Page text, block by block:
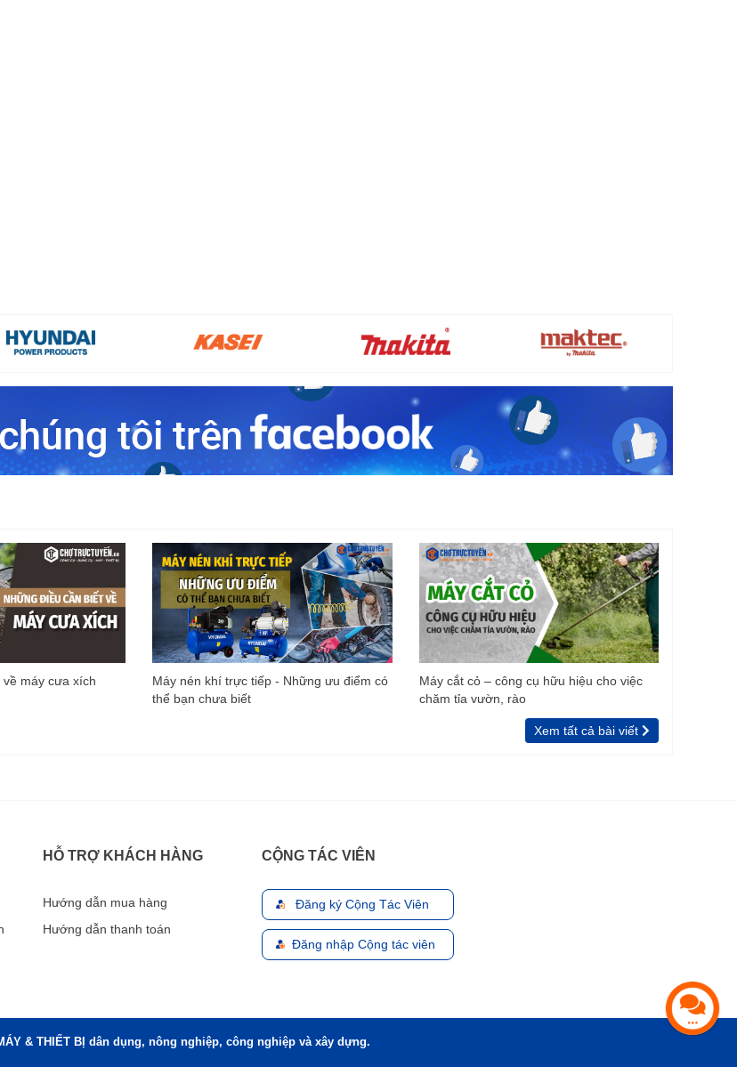
máy cưa xích
Máy nén khí trực tiếp - Những ưu điểm có
thể bạn chưa biết
Máy cắt cỏ – công cụ hữu hiệu cho việc
chăm tỉa vườn, rào
Xem tất cả bài viết
HỖ TRỢ KHÁCH HÀNG
Hướng dẫn mua hàng
Hướng dẫn thanh toán
CỘNG TÁC VIÊN
Đăng ký Cộng Tác Viên
Đăng nhập Cộng tác viên
& THIẾT BỊ dân dụng, nông nghiệp, công nghiệp và xây dựng.